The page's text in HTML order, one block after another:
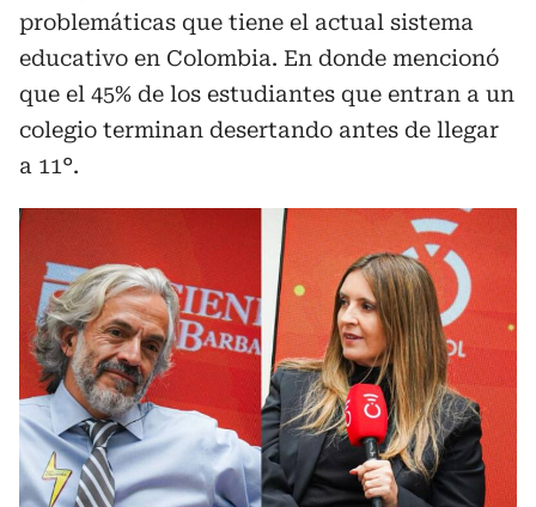
problemáticas que tiene el actual sistema
educativo en Colombia. En donde mencionó
que el 45% de los estudiantes que entran a un
colegio terminan desertando antes de llegar
a 11°.